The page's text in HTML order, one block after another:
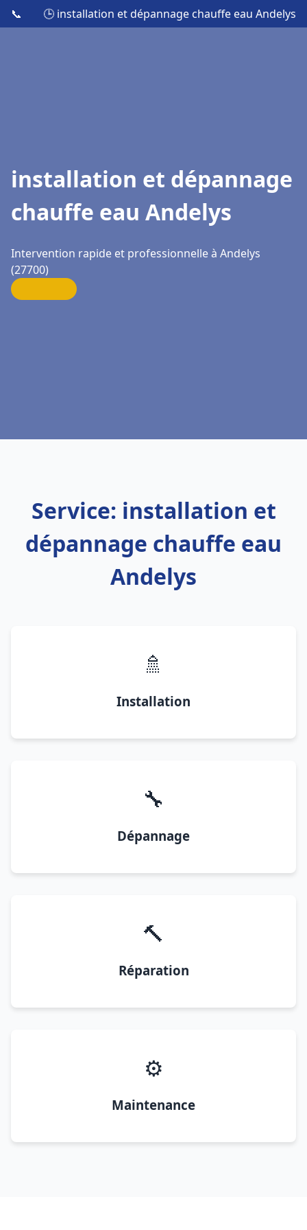
📞 🕒 installation et dépannage chauffe eau Andelys
installation et dépannage
chauffe eau Andelys
Intervention rapide et professionnelle à Andelys
(27700)
Service: installation et
dépannage chauffe eau
Andelys
🚿
Installation
🔧
Dépannage
🔨
Réparation
⚙️
Maintenance